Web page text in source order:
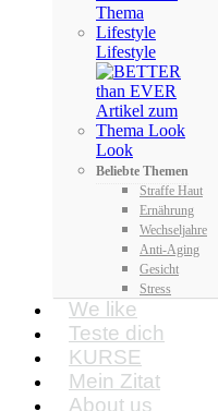
Lifestyle
Look
Beliebte Themen
Straffe Haut
Ernährung
Wechseljahre
Anti-Aging
Gesicht
Stress
We like
Teste dich
KURSE
Mein Zitat
About us